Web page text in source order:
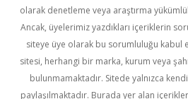
olarak denetleme veya araştırma
Ancak, üyelerimiz yazdıkları içeriklerin
siteye üye olarak bu sorumluluğu kabul
sitesi, herhangi bir marka, kurum veya
bulunmamaktadır. Sitede yalnızca
paylaşılmaktadır. Burada yer alan